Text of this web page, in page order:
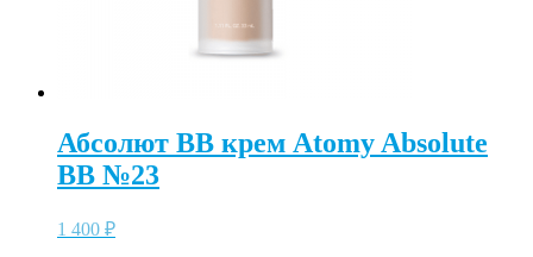
Абсолют BB крем Atomy Absolute
BB №23
1 400 ₽